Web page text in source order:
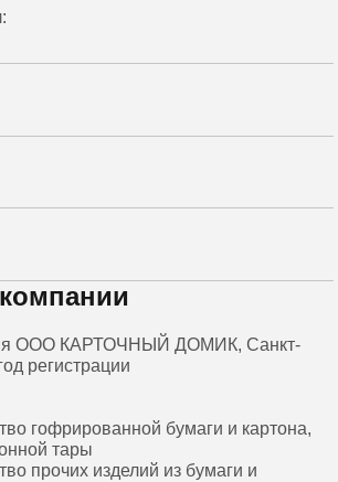
ООО КАРТОЧНЫЙ ДОМИК, Санкт-
регистрации
гофрированной бумаги и картона,
тары
прочих изделий из бумаги и